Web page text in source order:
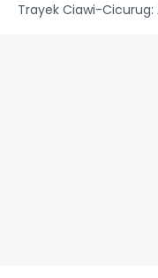
Trayek Ciawi-